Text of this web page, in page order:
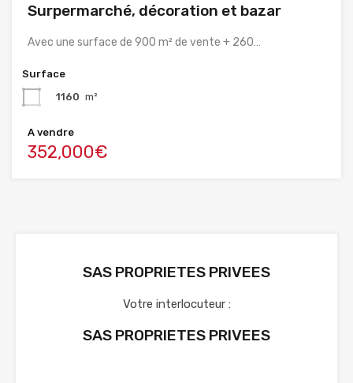
Surpermarché, décoration et bazar
Avec une surface de 900 m² de vente + 260…
Surface
1160 m²
A vendre
352,000€
SAS PROPRIETES PRIVEES
Votre interlocuteur :
SAS PROPRIETES PRIVEES